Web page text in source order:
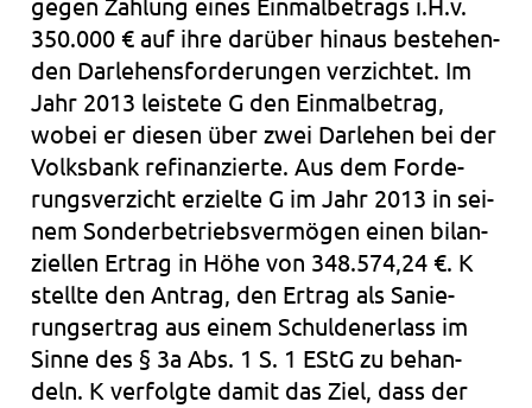
gegen Zah­lung eines Ein­mal­be­trags i.H.v.
350.000 € auf ihre dar­über hin­aus bestehen­
den Dar­le­hens­for­de­run­gen ver­zich­tet. Im
Jahr 2013 leis­te­te G den Ein­mal­be­trag,
wobei er die­sen über zwei Dar­le­hen bei der
Volks­bank refi­nan­zier­te. Aus dem For­de­
rungs­ver­zicht erziel­te G im Jahr 2013 in sei­
nem Son­der­be­triebs­ver­mö­gen einen bilan­
zi­el­len Ertrag in Höhe von 348.574,24 €. K
stell­te den Antrag, den Ertrag als Sanie­
rungs­er­trag aus einem Schul­den­er­lass im
Sinne des § 3a Abs. 1 S. 1 EStG zu behan­
deln. K ver­folg­te damit das Ziel, dass der